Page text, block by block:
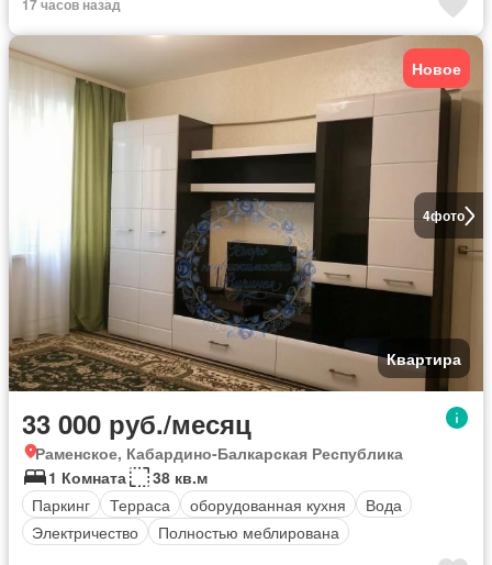
17 часов назад
4фото
Новое
Квартира
33 000 руб./месяц
Раменское, Кабардино-Балкарская Республика
1 Комната
38 кв.м
Паркинг
Терраса оборудованная кухня
Вода
Электричество
Полностью меблирована